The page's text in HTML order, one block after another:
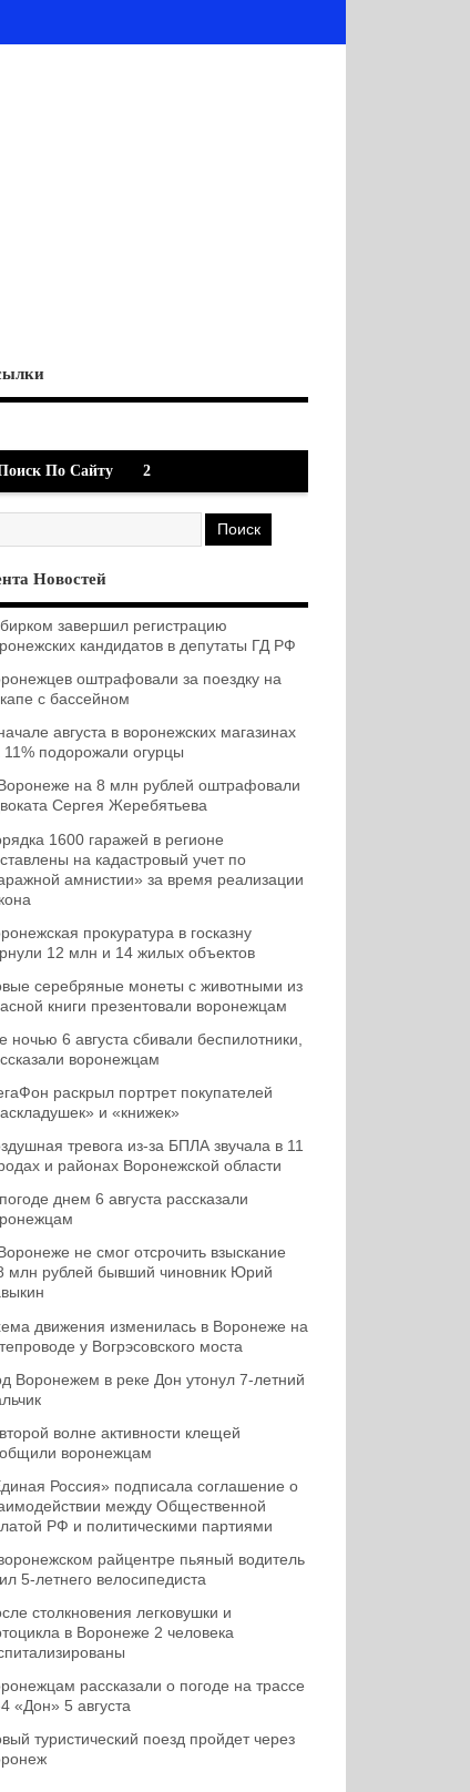
По Сайту 2
Новостей
завершил регистрацию
кандидатов в депутаты ГД РФ
оштрафовали за поездку на
с бассейном
августа в воронежских магазинах
11% подорожали огурцы
на 8 млн рублей оштрафовали
Сергея Жеребятьева
1600 гаражей в регионе
на кадастровый учет по
амнистии» за время реализации
прокуратура в госказну
12 млн и 14 жилых объектов
серебряные монеты с животными из
книги презентовали воронежцам
ночью 6 августа сбивали беспилотники,
воронежцам
раскрыл портрет покупателей
и «книжек»
тревога из-за БПЛА звучала в 11
и районах Воронежской области
днем 6 августа рассказали
не смог отсрочить взыскание
млн рублей бывший чиновник Юрий
движения изменилась в Воронеже на
у Вогрэсовского моста
Воронежем в реке Дон утонул 7-летний
волне активности клещей
воронежцам
Россия» подписала соглашение о
между Общественной
РФ и политическими партиями
райцентре пьяный водитель
5-летнего велосипедиста
столкновения легковушки и
в Воронеже 2 человека
рассказали о погоде на трассе
«Дон» 5 августа
туристический поезд пройдет через